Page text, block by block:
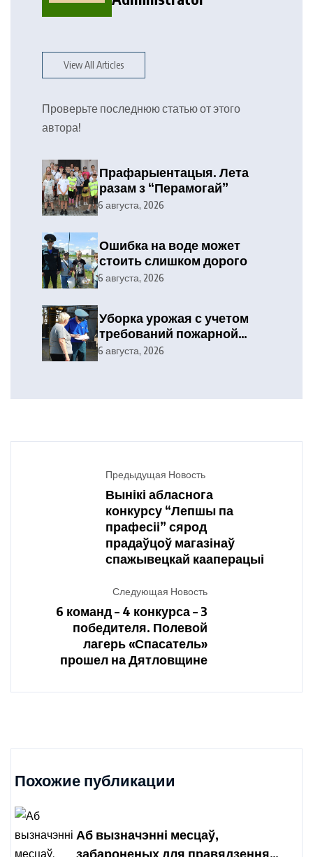
View All Articles
Проверьте последнюю статью от этого
автора!
Прафарыентацыя. Лета
разам з “Перамогай”
6 августа, 2026
Ошибка на воде может
стоить слишком дорого
6 августа, 2026
Уборка урожая с учетом
требований пожарной
безопасности
6 августа, 2026
Предыдущая Новость
Вынікі абласнога
конкурсу “Лепшы па
прафесіі” сярод
прадаўцоў магазінаў
спажывецкай кааперацыі
Следующая Новость
6 команд – 4 конкурса – 3
победителя. Полевой
лагерь «Спасатель»
прошел на Дятловщине
Похожие публикации
Аб вызначэнні месцаў,
забароненых для правядзення